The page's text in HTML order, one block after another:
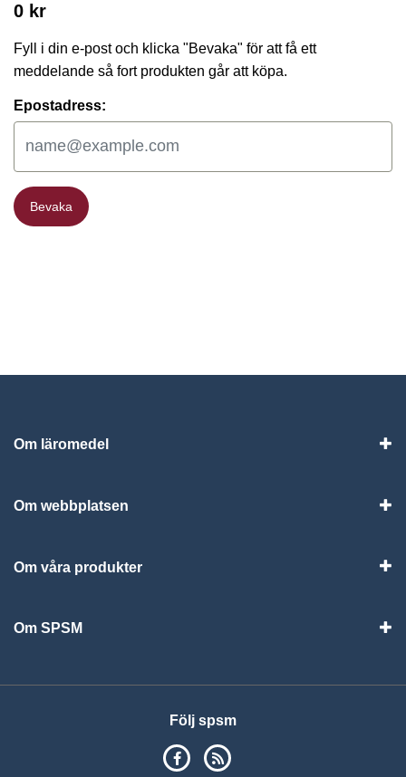
0 kr
Fyll i din e-post och klicka "Bevaka" för att få ett
meddelande så fort produkten går att köpa.
Epostadress:
Bevaka
Bevaka
Om läromedel
Om webbplatsen
Om våra produkter
Om SPSM
Följ spsm
SPSM på Facebook